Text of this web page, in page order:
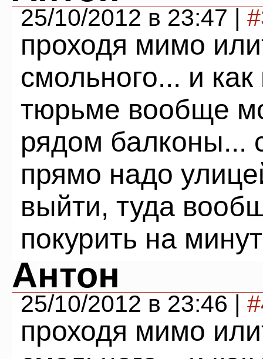
25/10/2012 в 23:47 |
проходя мимо
смольного... и
тюрьме вообще
рядом балконы...
прямо надо
выйти, туда
покурить на
Антон
25/10/2012 в 23:46 |
проходя мимо